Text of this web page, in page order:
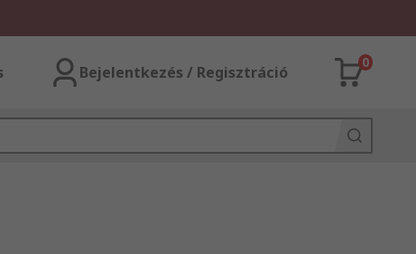
Bejelentkezés / Regisztráció
0